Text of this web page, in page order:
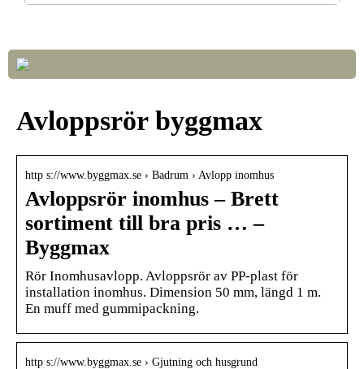
Avloppsrör byggmax
http s://www.byggmax.se › Badrum › Avlopp inomhus
Avloppsrör inomhus – Brett
sortiment till bra pris … –
Byggmax
Rör Inomhusavlopp. Avloppsrör av PP-plast för
installation inomhus. Dimension 50 mm, längd 1 m.
En muff med gummipackning.
http s://www.byggmax.se › Gjutning och husgrund